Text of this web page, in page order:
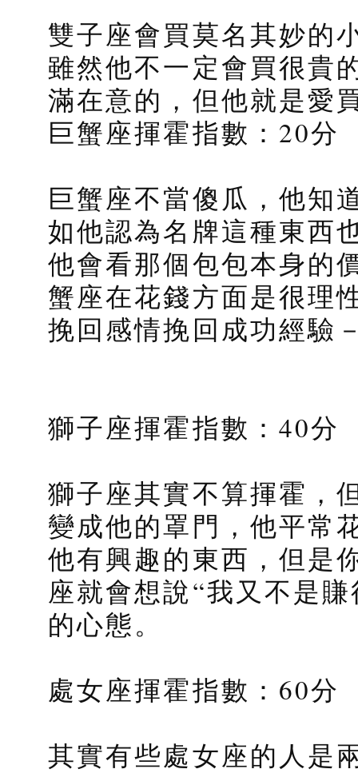
雙子座會買莫名其妙的
雖然他不一定會買很貴
滿在意的，但他就是愛
巨蟹座揮霍指數：20分
巨蟹座不當傻瓜，他知
如他認為名牌這種東西
他會看那個包包本身的
蟹座在花錢方面是很理
挽回感情挽回成功經驗
獅子座揮霍指數：40分
獅子座其實不算揮霍，
變成他的罩門，他平常
他有興趣的東西，但是
座就會想說“我又不是
的心態。
處女座揮霍指數：60分
其實有些處女座的人是